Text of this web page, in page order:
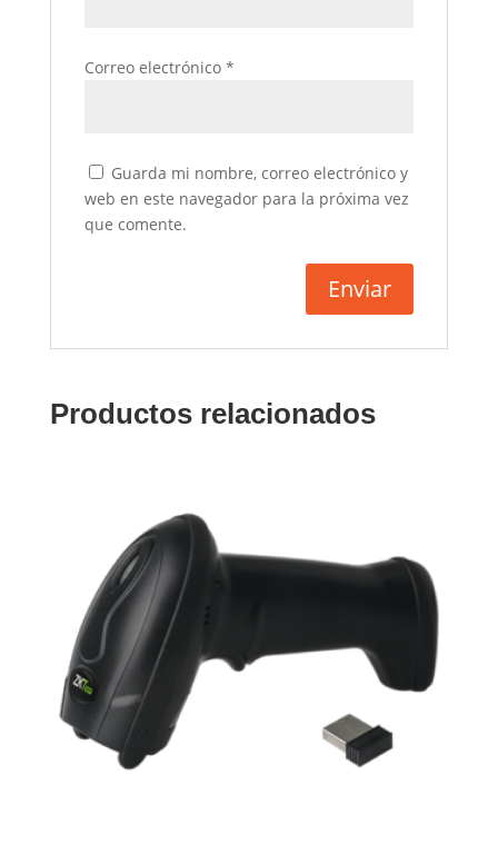
Correo electrónico *
Guarda mi nombre, correo electrónico y
web en este navegador para la próxima vez
que comente.
Productos relacionados